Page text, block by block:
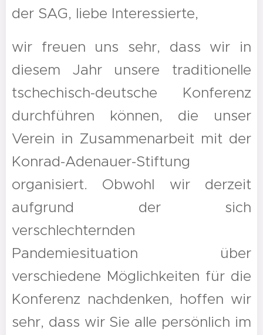
der SAG, liebe Interessierte,
wir freuen uns sehr, dass wir in
diesem Jahr unsere traditionelle
tschechisch-deutsche Konferenz
durchführen können, die unser
Verein in Zusammenarbeit mit der
Konrad-Adenauer-Stiftung
organisiert. Obwohl wir derzeit
aufgrund der sich
verschlechternden
Pandemiesituation über
verschiedene Möglichkeiten für die
Konferenz nachdenken, hoffen wir
sehr, dass wir Sie alle persönlich im